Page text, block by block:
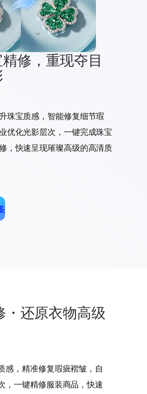
修，重现夺目
珠宝质感，智能修复细节瑕
优化光影层次，一键完成珠宝
，快速呈现璀璨高级的高清质
・还原衣物高级
感，精准修复瑕疵褶皱，自
，一键精修服装商品，快速